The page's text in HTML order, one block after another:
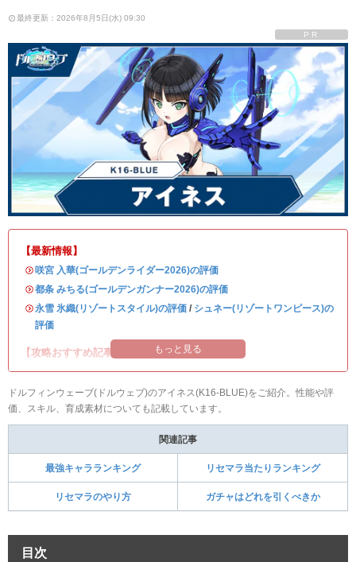
最終更新：2026年8月5日(水) 09:30
PR
【最新情報】
・咲宮 入華(ゴールデンライダー2026)の評価
・都条 みちる(ゴールデンガンナー2026)の評価
・永雪 氷織(リゾートスタイル)の評価 / シュネー(リゾートワンピース)の
評価
【攻略おすすめ記事】 もっと見る
ドルフィンウェーブ(ドルウェブ)のアイネス(K16-BLUE)をご紹介。性能や評
価、スキル、育成素材についても記載しています。
関連記事
最強キャラランキング リセマラ当たりランキング
リセマラのやり方 ガチャはどれを引くべきか
目次